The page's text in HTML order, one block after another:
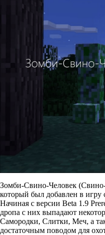
Зомби-Свино-Человек
который был добавлен в
Начиная с версии Beta 1.9
дропа с них выпадают
Самородки, Слитки, Меч, а
достаточным поводом для